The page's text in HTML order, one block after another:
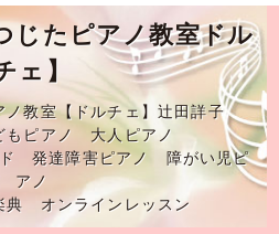
じたピアノ教室ドル
ェ】
ノ教室【ドルチェ】辻田詳子
もピアノ 大人ピアノ
発達障害ピアノ 障がい児ピ
アノ
オンラインレッスン